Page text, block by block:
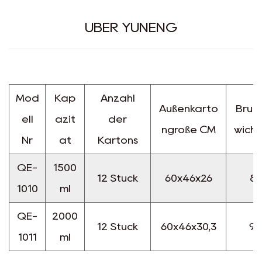
ÜBER YUNENG
Mod
ell
Nr
Kap
azit
ät
Anzahl
der
Kartons
Außenkarto
ngröße CM wicht
QE-
1010
1500
ml
12 Stück 60x46x26 8/
QE-
1011
2000
ml
12 Stück 60x46x30,3 9/